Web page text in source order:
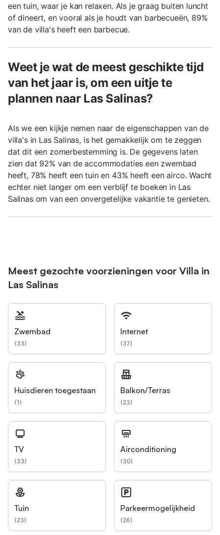
een tuin, waar je kan relaxen. Als je graag buiten luncht
of dineert, en vooral als je houdt van barbecueën, 89%
van de villa's heeft een barbecue.
Weet je wat de meest geschikte tijd
van het jaar is, om een uitje te
plannen naar Las Salinas?
Als we een kijkje nemen naar de eigenschappen van de
villa's in Las Salinas, is het gemakkelijk om te zeggen
dat dit een zomerbestemming is. De gegevens laten
zien dat 92% van de accommodaties een zwembad
heeft, 78% heeft een tuin en 43% heeft een airco. Wacht
echter niet langer om een verblijf te boeken in Las
Salinas om van een onvergetelijke vakantie te genieten.
Meest gezochte voorzieningen voor Villa in
Las Salinas
Zwembad
(33)
Internet
(37)
Huisdieren toegestaan
(1)
Balkon/Terras
(23)
TV
(33)
Airconditioning
(30)
Tuin
(23)
Parkeermogelijkheid
(26)